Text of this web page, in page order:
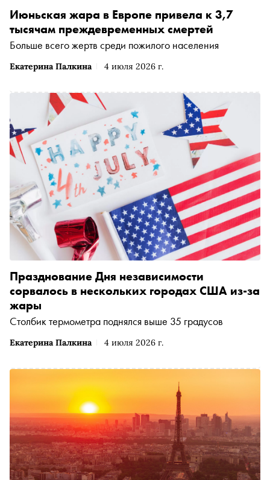
Екатерина Палкина 4 июля 2026 г.
Июньская жара в Европе привела к 3,7
тысячам преждевременных смертей
Больше всего жертв среди пожилого населения
Екатерина Палкина 4 июля 2026 г.
Празднование Дня независимости
сорвалось в нескольких городах США из-за
жары
Столбик термометра поднялся выше 35 градусов